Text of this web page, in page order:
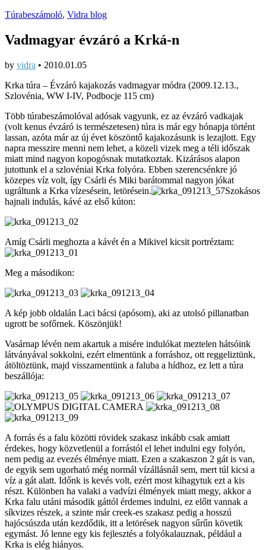
Túrabeszámoló, Vidra blog
Vadmagyar évzáró a Krká-n
by vidra • 2010.01.05
Krka túra – Évzáró kajakozás vadmagyar módra (2009.12.13.,
Szlovénia, WW I-IV, Podbocje 115 cm)
Több túrabeszámolóval adósak vagyunk, ez az évzáró vadkajak
(volt kenus évzáró is természetesen) túra is már egy hónapja történt
lassan, azóta már az új évet köszöntő kajakozásunk is lezajlott. Egy
napra messzire menni nem lehet, a közeli vizek meg a téli időszak
miatt mind nagyon kopogósnak mutatkoztak. Kizárásos alapon
jutottunk el a szlovéniai Krka folyóra. Ebben szerencsénkre jó
közepes víz volt, így Csárli és Miki barátommal nagyon jókat
ugráltunk a Krka vízesésein, letörésein.
Szokásos
hajnali indulás, kávé az első kúton:
Amíg Csárli meghozta a kávét én a Mikivel kicsit portréztam:
Meg a másodikon:
A kép jobb oldalán Laci bácsi (apósom), aki az utolsó pillanatban
ugrott be sofőrnek. Köszönjük!
Vasárnap lévén nem akartuk a misére indulókat meztelen hátsóink
látványával sokkolni, ezért elmentünk a forráshoz, ott reggeliztünk,
átöltöztünk, majd visszamentünk a faluba a hídhoz, ez lett a túra
beszállója:
A forrás és a falu közötti rövidek szakasz inkább csak amiatt
érdekes, hogy közvetlenül a forrástól el lehet indulni egy folyón,
nem pedig az evezés élménye miatt. Ezen a szakaszon 2 gát is van,
de egyik sem ugorható még normál vízállásnál sem, mert túl kicsi a
víz a gát alatt. Időnk is kevés volt, ezért most kihagytuk ezt a kis
részt. Különben ha valaki a vadvízi élmények miatt megy, akkor a
Krka falu utáni második gáttól érdemes indulni, ez előtt vannak a
síkvizes részek, a szinte már creek-es szakasz pedig a hosszú
hajócsúszda után kezdődik, itt a letörések nagyon sűrűn követik
egymást. Jó lenne egy kis fejlesztés a folyókalauznak, például a
Krka is elég hiányos.